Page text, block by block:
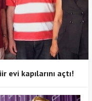
kapılarını açtı!